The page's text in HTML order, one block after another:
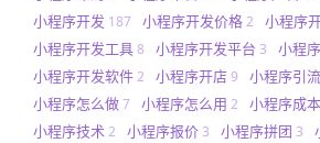
小程序开发 187 小程序开发价格2 小程序
小程序开发工具8 小程序开发平台 3 小程
小程序开发软件2 小程序开店9 小程序引流
小程序怎么做7 小程序怎么用 2 小程序成本
小程序技术2 小程序报价 3 小程序拼团 3